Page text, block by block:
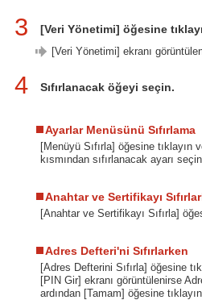
3 [Veri Yönetimi] öğesine
[Veri Yönetimi] ekranı
4 Sıfırlanacak öğeyi seçin.
Ayarlar Menüsünü Sıfırlama
[Menüyü Sıfırla] öğesine tıklayın
kısmından sıfırlanacak ayarı
Anahtar ve Sertifikayı
[Anahtar ve Sertifikayı Sıfırla]
Adres Defteri'ni Sıfırlarken
[Adres Defterini Sıfırla] öğesine
[PIN Gir] ekranı görüntülenirse
ardından [Tamam] öğesine